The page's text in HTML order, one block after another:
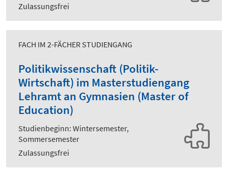
Zulassungsfrei
FACH IM 2-FÄCHER STUDIENGANG
Politikwissenschaft (Politik-
Wirtschaft) im Masterstudiengang
Lehramt an Gymnasien (Master of
Education)
Studienbeginn: Wintersemester,
Sommersemester
Zulassungsfrei